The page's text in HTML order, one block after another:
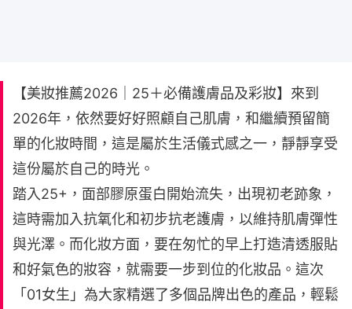
【美妝推薦2026｜25＋必備護膚品及彩妝】來到
2026年，依然要好好照顧自己肌膚，和繼續預留簡
單的化妝時間，這是屬於生活儀式感之一，靜靜享受
這份屬於自己的時光。
踏入25+，面部膠原蛋白開始流失，出現初老跡象，
這時需加入抗氧化和初步抗老護膚，以維持肌膚彈性
與光澤。而化妝方面，要在匆忙的早上打造清透服貼
和好氣色的妝容，就需要一步到位的化妝品。這次
「01女生」為大家精選了多個品牌出色的產品，輕鬆